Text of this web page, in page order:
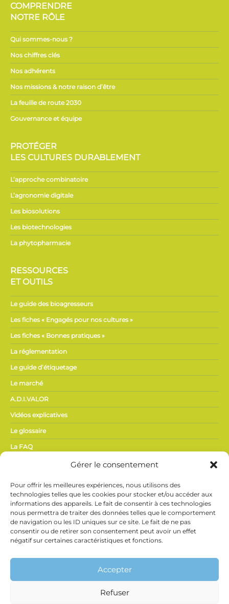
Gérer le consentement
Pour offrir les meilleures expériences, nous utilisons des
technologies telles que les cookies pour stocker et/ou accéder aux
informations des appareils. Le fait de consentir à ces technologies
nous permettra de traiter des données telles que le comportement
de navigation ou les ID uniques sur ce site. Le fait de ne pas
consentir ou de retirer son consentement peut avoir un effet
négatif sur certaines caractéristiques et fonctions.
Accepter
Refuser
COMPRENDRE
NOTRE RÔLE
Qui sommes-nous ?
Nos chiffres clés
Nos adhérents
Nos missions & notre raison d’être
La feuille de route 2030
Gouvernance et équipe
PROTÉGER
LES CULTURES DURABLEMENT
L’approche combinatoire
L’agronomie digitale
Les biosolutions
Les biotechnologies
La phytopharmacie
RESSOURCES
ET OUTILS
Le guide des bioagresseurs
Les fiches « Engagés pour nos cultures »
Les fiches « Bonnes pratiques »
La réglementation
Le guide d’étiquetage
Le marché
A.D.I.VALOR
Vidéos explicatives
Le glossaire
La FAQ
PRESSE
Actualités du secteur
Espace presse
Vidéothèque
Ne manquez rien de l’actualité Phyteis !
à notre newsletter et recevez directement les